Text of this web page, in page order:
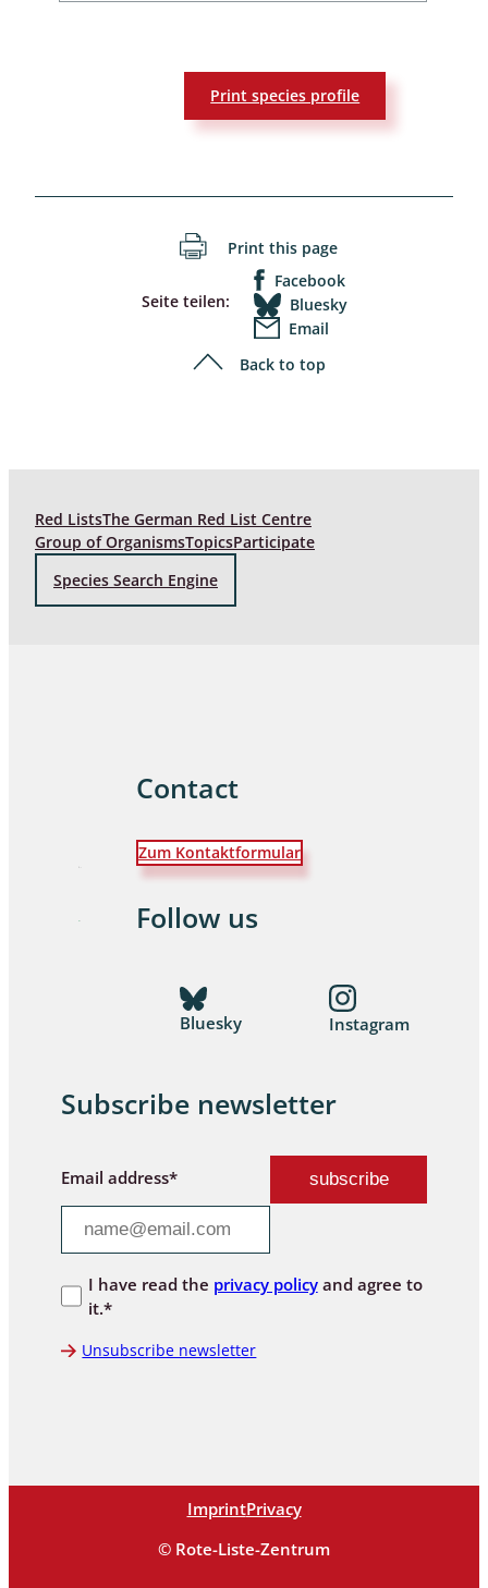
Print species profile
Print this page
Seite teilen:
Facebook
Bluesky
Email
Back to top
Red ListsThe German Red List Centre
Group of OrganismsTopicsParticipate
Species Search Engine
Contact
Zum Kontaktformular
Follow us
Bluesky Instagram
Subscribe newsletter
Email address*
I have read the privacy policyand agree to
it.*
Unsubscribe newsletter
ImprintPrivacy
© Rote-Liste-Zentrum